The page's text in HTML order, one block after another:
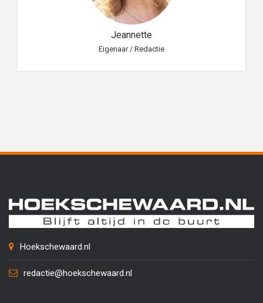
Jeannette
Eigenaar / Redactie
Hoekschewaard.nl
redactie@hoekschewaard.nl